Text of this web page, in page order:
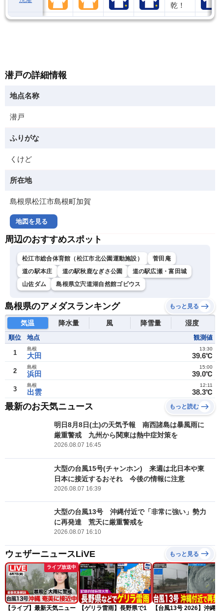
潜戸の詳細情報
地点名称
潜戸
ふりがな
くけど
所在地
島根県松江市島根町加賀
地図を見る
周辺のおすすめスポット
松江市総合体育館（松江市北公園運動施設）
菅田庵
道の駅本庄
道の駅秋鹿なぎさ公園
道の駅広瀬・富田城
山佐ダム
島根県立宍道湖自然館ゴビウス
島根県のアメダスランキング もっと見る
気温 降水量 風 降雪量 湿度
順位 地点 観測値
1 大田
島根
39.6℃
13:30
2 浜田
島根
39.0℃
15:00
3 出雲
島根
38.3℃
12:11
最新のお天気ニュース もっと読む
明日8月8日(土)の天気予報 南西諸島は暴風雨に
厳重警戒 九州から関東は熱中症対策を
2026.08.07 16:45
大型の台風15号(チャンホン) 来週は北日本や東
日本に接近するおそれ 今後の情報に注意
2026.08.07 16:39
大型の台風13号 沖縄付近で「非常に強い」勢力
に再発達 荒天に厳重警戒を
2026.08.07 16:10
ウェザーニュースLiVE もっと見る
ライブ放送中
【ライブ】最新天気ニュー
【ゲリラ雷雨】長野県で1
【台風13号 2026】沖縄